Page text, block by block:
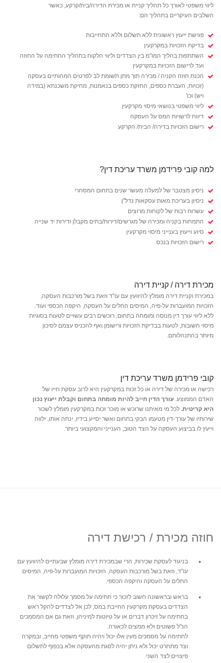
ליווי משפטי לאורך כל תהליך קניית או מכירת הדירה/בית/קרקע, כאשר
השלבים העיקריים בתהליך הם:
פגישת ייעוץ ראשונית ללא תשלום וללא התחייבות
בדיקת הזכויות במקרקעין
השתתפות בהליך המו"מ בין הצדדים וליווי הלקוח בתהליך החתימה על החוזה
ועד לרישום הזכויות במקרקעין
הכנת חוזה הקניה / מכירה תוך מתן תשומת לב לפרטים המהותיים בעסקה
(זכויות, העברת כספים, החזקת כספים בנאמנות, מחיקת משכנתא (במידה
ויש) וכו'
ליווי משפטי בנושאי מיסוי מקרקעין
דיווח לרשויות המס על העסקה
רישום הזכויות בדירה/ הבית/ הקרקע
למה קובי פרידמן משרד עריכת דין?
ניסיון מצטבר של למעלה מעשר שנים בתחום המסחרי
ניסיון בעריכת מאות עסקאות נדל"ן
עשרות רבות של לקוחות מרוצים
התמחות בקניה ומכירה של מגרשים/דירות/בתים מקבלן ודירות יד שנייה
סיוע וייעוץ בענייני מיסוי מקרקעין
רישום הזכויות בנכס
מכירת דירה / קניית דירה
במכירת וקניית דירה מומלץ להיוועץ עם עו"ד וזאת בשל מורכבות העסקה,
הזכויות המועברות על-פיה, המיסים החלים על העסקה, היקפה הכספי ועוד.
ללא ליווי עורך דין מנוסה ומומחה בתחום, רוכשים רבים עשויים לטעות בסוגיות
מיסוי חשובות, לטעות בבדיקת הזכויות ורישומן ואף להכניס עצמם לסיכון
מיותר בהתנהלותם.
קובי פרידמן משרד עריכת דין
רכישה או מכירה של דירה או כל זכות במקרקעין היא לרוב עסקת חייו של
האדם הממוצע. עורך הדין חייב להיות מומחה בתחום וקבלת ייעוץ נכון
היא קריטית. לכל מי מאיתנו שרוכש או מוכר זכות במקרקעין מומלץ לשכור
שירותיו של עורך-דין מטעמו הבקי בתחום ואשר יסייע בידיו, ינחה אותו, ילווה
וייעץ לו בביצוע העסקה על הצד הטוב, הענייני והמקצועי ביותר.
חוזה מכירת / רכישת דירה
בניגוד לעסקת שכירות, הרי שבמכירת דירה מומלץ שבעתיים להיוועץ עם
עו"ד, וזאת בשל מורכבות העסקה, הזכויות המועברות על-פיה, המיסים
החלים על העסקה והיקפה הכספי.
בראש ובראשונה חשוב לזכור כי חתימה על מסמך עלולה לקשור את
הצדדים בעסקת מקרקעין החייבת במס; לכן אל לצדדים להקל ראש
בחתימה על זיכרון דברים או על טיוטות למיניהן, וזאת גם אם המסמכים
הנ"ל פשוטים ולא ממצים לכאורה.
לחתימה על מסמכים מעין אלו יכול ויהיה תוקף משפטי מחייב, ובמקרה
וצד מתחרט יכול ולא ניתן יהיה לסגת מהעסקה אלא בכפוף לתשלום
פיצויים לצד השני.